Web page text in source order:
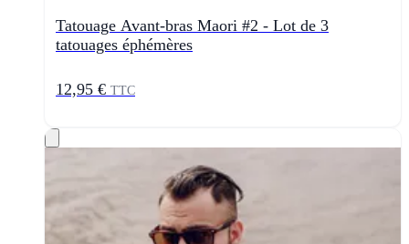
Tatouage Avant-bras Maori #2 - Lot de 3
tatouages éphémères
12,95 € TTC